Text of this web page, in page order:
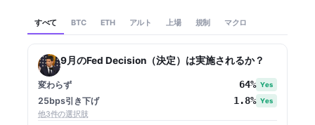
すべて BTC ETH アルト 上場 規制 マクロ
9月のFed Decision（決定）は実施されるか？
変わらず 64% Yes
25bps引き下げ 1.8% Yes
他3件の選択肢